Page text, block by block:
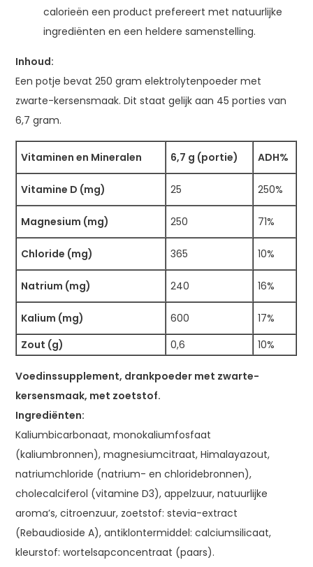
calorieën een product prefereert met natuurlijke
ingrediënten en een heldere samenstelling.
Inhoud:
Een potje bevat 250 gram elektrolytenpoeder met
zwarte-kersensmaak. Dit staat gelijk aan 45 porties van
6,7 gram.
Vitaminen en Mineralen 6,7 g (portie) ADH%
Vitamine D (mg) 25 250%
Magnesium (mg) 250 71%
Chloride (mg) 365 10%
Natrium (mg) 240 16%
Kalium (mg) 600
17%
Zout (g)
0,6 10%
Voedinssupplement, drankpoeder met zwarte-
kersensmaak, met zoetstof.
Ingrediënten:
Kaliumbicarbonaat, monokaliumfosfaat
(kaliumbronnen), magnesiumcitraat, Himalayazout,
natriumchloride (natrium- en chloridebronnen),
cholecalciferol (vitamine D3), appelzuur, natuurlijke
aroma’s, citroenzuur, zoetstof: stevia-extract
(Rebaudioside A), antiklontermiddel: calciumsilicaat,
kleurstof: wortelsapconcentraat (paars).